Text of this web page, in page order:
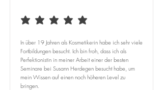
durchschnittliches Rating ist 5 von 5
In über 19 Jahren als Kosmetikerin habe ich sehr viele
Fortbildungen besucht. Ich bin froh, dass ich als
Perfektionistin in meiner Arbeit einer der besten
Seminare bei Susann Herdegen besucht habe, um
mein Wissen auf einen noch höheren Level zu
bringen.